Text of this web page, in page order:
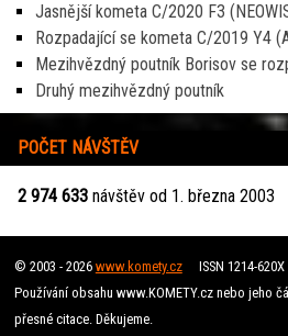
Jasnější kometa C/2020 F3
Rozpadající se kometa C/2019 Y4
Mezihvězdný poutník Borisov se
Druhý mezihvězdný poutník
POČET NÁVŠTĚV
2 974 633 návštěv od 1. března 2003
© 2003 - 2026 www.komety.czISSN 1214-620X
Používání obsahu www.KOMETY.cz nebo jeho
přesné citace. Děkujeme.